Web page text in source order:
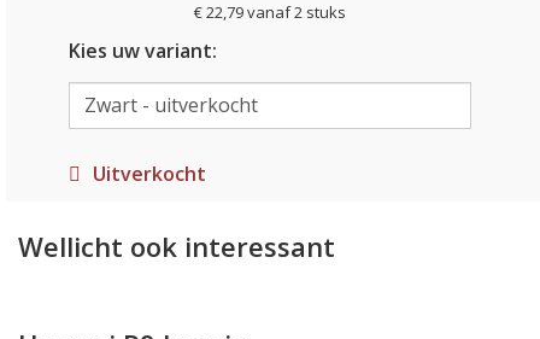
€ 22,79 vanaf 2 stuks
Kies uw variant:
Uitverkocht
Wellicht ook interessant